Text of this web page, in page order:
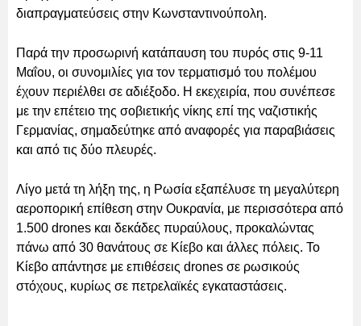
διαπραγματεύσεις στην Κωνσταντινούπολη.
Παρά την προσωρινή κατάπαυση του πυρός στις 9-11
Μαΐου, οι συνομιλίες για τον τερματισμό του πολέμου
έχουν περιέλθει σε αδιέξοδο. Η εκεχειρία, που συνέπεσε
με την επέτειο της σοβιετικής νίκης επί της ναζιστικής
Γερμανίας, σημαδεύτηκε από αναφορές για παραβιάσεις
και από τις δύο πλευρές.
Λίγο μετά τη λήξη της, η Ρωσία εξαπέλυσε τη μεγαλύτερη
αεροπορική επίθεση στην Ουκρανία, με περισσότερα από
1.500 drones και δεκάδες πυραύλους, προκαλώντας
πάνω από 30 θανάτους σε Κίεβο και άλλες πόλεις. Το
Κίεβο απάντησε με επιθέσεις drones σε ρωσικούς
στόχους, κυρίως σε πετρελαϊκές εγκαταστάσεις.